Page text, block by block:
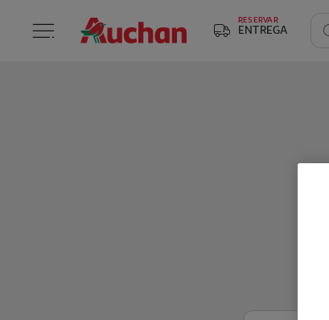
RESERVAR
ENTREGA